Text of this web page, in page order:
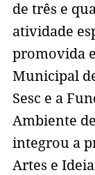
de três e
atividade
promovida
Municipal
Sesc e a
Ambiente
integrou a
Artes e